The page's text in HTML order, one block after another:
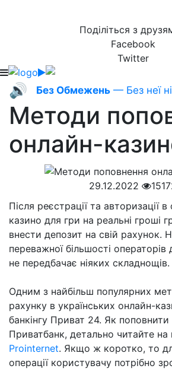
Поділіться з
Facebook
Twitter
🔊 Без Обмежень — Без неї
Методи
онлайн-
29.12.2022
Після реєстрації та авторизації
казино для гри на реальні гроші
внести депозит на свій рахунок.
переважної більшості
не передбачає ніяких складнощів.
Одним з найбільш популярних
рахунку в українських онлайн-
банкінгу Приват 24. Як
Приватбанк, детально читайте на
Prointernet. Якщо ж коротко, то
операції користувачу потрібно